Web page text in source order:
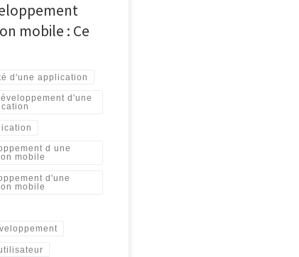
mobile : Ce
d'une application
d'une
d une
mobile
d'une
mobile